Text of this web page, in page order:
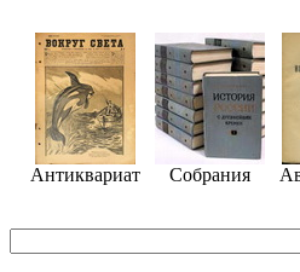
Антиквариат Собрания